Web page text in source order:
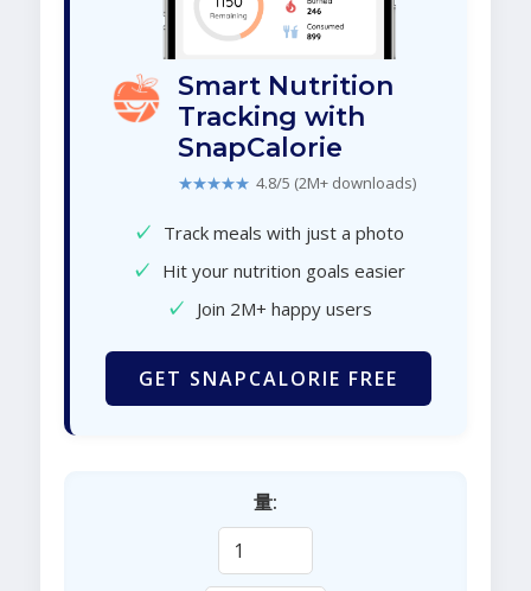
Smart Nutrition
Tracking with
SnapCalorie
★★★★★ 4.8/5 (2M+ downloads)
✓ Track meals with just a photo
✓ Hit your nutrition goals easier
✓ Join 2M+ happy users
GET SNAPCALORIE FREE
量: